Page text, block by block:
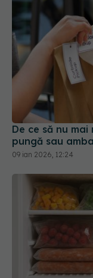
De ce să nu
pungă sau
09 ian 2026, 12:24